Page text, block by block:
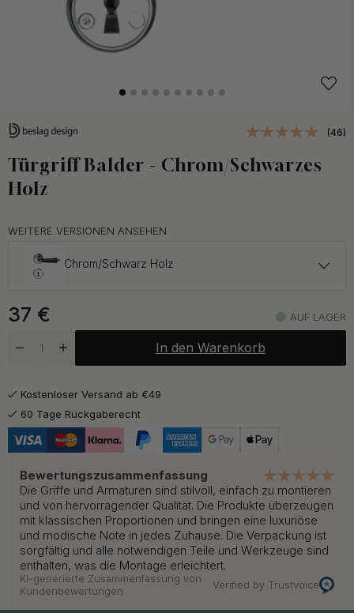
(46)
Türgriff Balder - Chrom/Schwarzes
Holz
WEITERE VERSIONEN ANSEHEN
Chrom/Schwarz Holz
Auf Lager
37 € AUF LAGER
In den Warenkorb
Kostenloser Versand ab €49
60 Tage Rückgaberecht
Bewertungszusammenfassung
Die Griffe und Armaturen sind stilvoll, einfach zu montieren
und von hervorragender Qualität. Die Produkte überzeugen
mit klassischen Proportionen und bringen eine luxuriöse
und modische Note in jedes Zuhause. Die Verpackung ist
sorgfältig und alle notwendigen Teile und Werkzeuge sind
enthalten, was die Montage erleichtert.
KI-generierte Zusammenfassung von
Kundenbewertungen
Verified by Trustvoice